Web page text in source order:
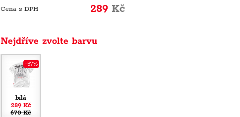
Cena s DPH 289 Kč
Nejdříve zvolte barvu
-57%
bílá
289 Kč
670 Kč